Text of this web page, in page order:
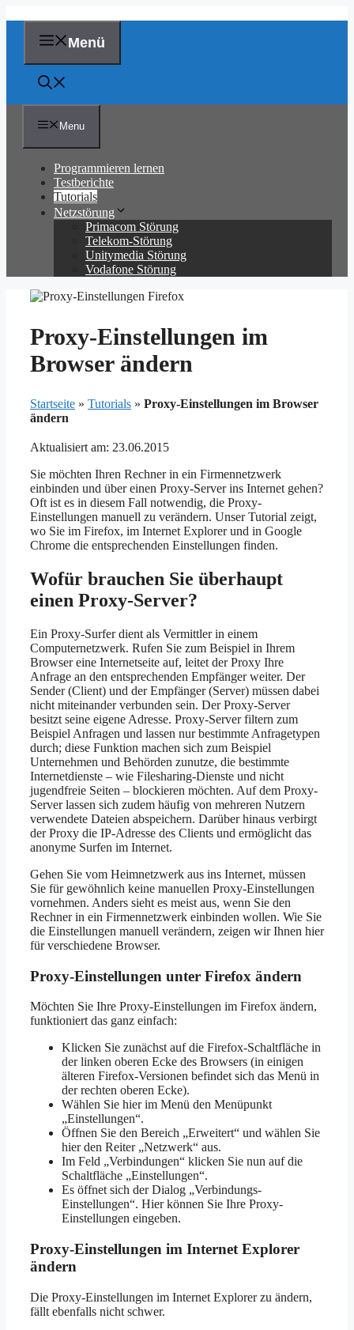
Inhalt
springen
Menü
Menu
Programmieren lernen
Testberichte
Tutorials
Netzstörung
Primacom Störung
Telekom-Störung
Unitymedia Störung
Vodafone Störung
Proxy-Einstellungen im
Browser ändern
Startseite » Tutorials » Proxy-Einstellungen im Browser
ändern
Aktualisiert am: 23.06.2015
Sie möchten Ihren Rechner in ein Firmennetzwerk
einbinden und über einen Proxy-Server ins Internet gehen?
Oft ist es in diesem Fall notwendig, die Proxy-
Einstellungen manuell zu verändern. Unser Tutorial zeigt,
wo Sie im Firefox, im Internet Explorer und in Google
Chrome die entsprechenden Einstellungen finden.
Wofür brauchen Sie überhaupt
einen Proxy-Server?
Ein Proxy-Surfer dient als Vermittler in einem
Computernetzwerk. Rufen Sie zum Beispiel in Ihrem
Browser eine Internetseite auf, leitet der Proxy Ihre
Anfrage an den entsprechenden Empfänger weiter. Der
Sender (Client) und der Empfänger (Server) müssen dabei
nicht miteinander verbunden sein. Der Proxy-Server
besitzt seine eigene Adresse. Proxy-Server filtern zum
Beispiel Anfragen und lassen nur bestimmte Anfragetypen
durch; diese Funktion machen sich zum Beispiel
Unternehmen und Behörden zunutze, die bestimmte
Internetdienste – wie Filesharing-Dienste und nicht
jugendfreie Seiten – blockieren möchten. Auf dem Proxy-
Server lassen sich zudem häufig von mehreren Nutzern
verwendete Dateien abspeichern. Darüber hinaus verbirgt
der Proxy die IP-Adresse des Clients und ermöglicht das
anonyme Surfen im Internet.
Gehen Sie vom Heimnetzwerk aus ins Internet, müssen
Sie für gewöhnlich keine manuellen Proxy-Einstellungen
vornehmen. Anders sieht es meist aus, wenn Sie den
Rechner in ein Firmennetzwerk einbinden wollen. Wie Sie
die Einstellungen manuell verändern, zeigen wir Ihnen hier
für verschiedene Browser.
Proxy-Einstellungen unter Firefox ändern
Möchten Sie Ihre Proxy-Einstellungen im Firefox ändern,
funktioniert das ganz einfach:
Klicken Sie zunächst auf die Firefox-Schaltfläche in
der linken oberen Ecke des Browsers (in einigen
älteren Firefox-Versionen befindet sich das Menü in
der rechten oberen Ecke).
Wählen Sie hier im Menü den Menüpunkt
„Einstellungen“.
Öffnen Sie den Bereich „Erweitert“ und wählen Sie
hier den Reiter „Netzwerk“ aus.
Im Feld „Verbindungen“ klicken Sie nun auf die
Schaltfläche „Einstellungen“.
Es öffnet sich der Dialog „Verbindungs-
Einstellungen“. Hier können Sie Ihre Proxy-
Einstellungen eingeben.
Proxy-Einstellungen im Internet Explorer
ändern
Die Proxy-Einstellungen im Internet Explorer zu ändern,
fällt ebenfalls nicht schwer.